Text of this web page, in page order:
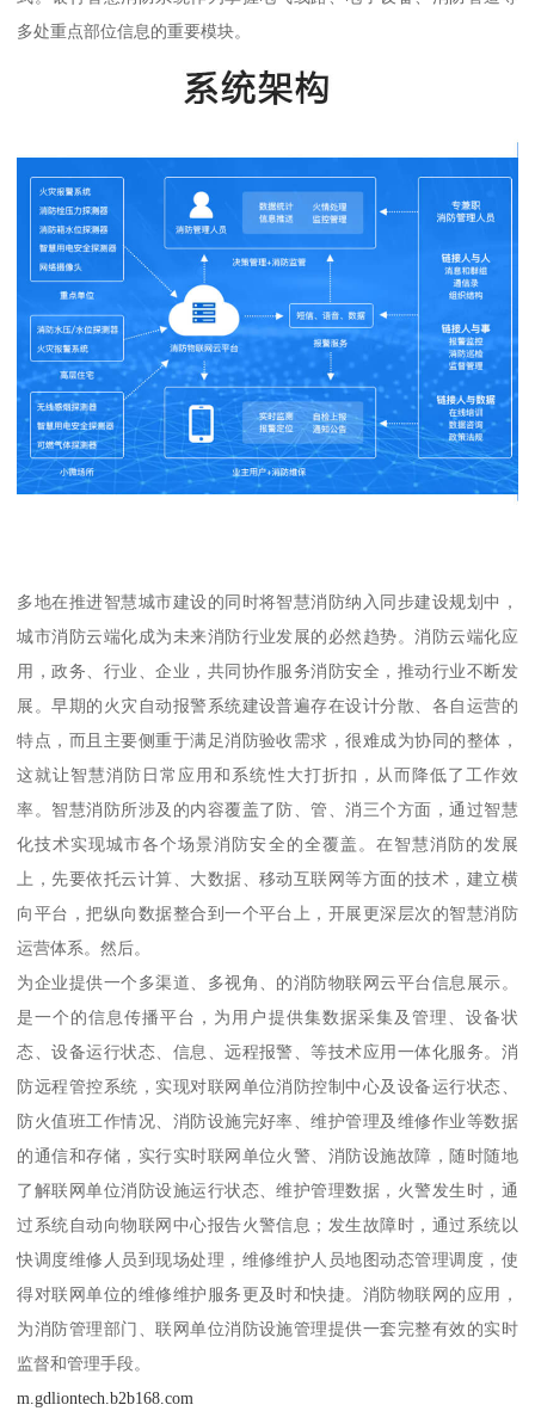
多处重点部位信息的重要模块。
多地在推进智慧城市建设的同时将智慧消防纳入同步建设规划中，
城市消防云端化成为未来消防行业发展的必然趋势。消防云端化应
用，政务、行业、企业，共同协作服务消防安全，推动行业不断发
展。早期的火灾自动报警系统建设普遍存在设计分散、各自运营的
特点，而且主要侧重于满足消防验收需求，很难成为协同的整体，
这就让智慧消防日常应用和系统性大打折扣，从而降低了工作效
率。智慧消防所涉及的内容覆盖了防、管、消三个方面，通过智慧
化技术实现城市各个场景消防安全的全覆盖。在智慧消防的发展
上，先要依托云计算、大数据、移动互联网等方面的技术，建立横
向平台，把纵向数据整合到一个平台上，开展更深层次的智慧消防
运营体系。然后。
为企业提供一个多渠道、多视角、的消防物联网云平台信息展示。
是一个的信息传播平台，为用户提供集数据采集及管理、设备状
态、设备运行状态、信息、远程报警、等技术应用一体化服务。消
防远程管控系统，实现对联网单位消防控制中心及设备运行状态、
防火值班工作情况、消防设施完好率、维护管理及维修作业等数据
的通信和存储，实行实时联网单位火警、消防设施故障，随时随地
了解联网单位消防设施运行状态、维护管理数据，火警发生时，通
过系统自动向物联网中心报告火警信息；发生故障时，通过系统以
快调度维修人员到现场处理，维修维护人员地图动态管理调度，使
得对联网单位的维修维护服务更及时和快捷。消防物联网的应用，
为消防管理部门、联网单位消防设施管理提供一套完整有效的实时
监督和管理手段。
m.gdliontech.b2b168.com